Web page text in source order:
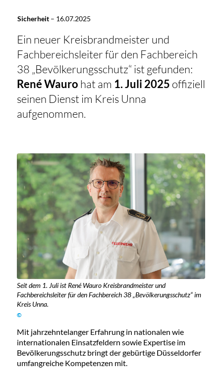
Sicherheit– 16.07.2025
Ein neuer Kreisbrandmeister und
Fachbereichsleiter für den Fachbereich
38 „Bevölkerungsschutz“ ist gefunden:
René Wauro hat am 1. Juli 2025 offiziell
seinen Dienst im Kreis Unna
aufgenommen.
Seit dem 1. Juli ist René Wauro Kreisbrandmeister und
Fachbereichsleiter für den Fachbereich 38 „Bevölkerungsschutz“ im
Kreis Unna.
©
Mit jahrzehntelanger Erfahrung in nationalen wie
internationalen Einsatzfeldern sowie Expertise im
Bevölkerungsschutz bringt der gebürtige Düsseldorfer
umfangreiche Kompetenzen mit.